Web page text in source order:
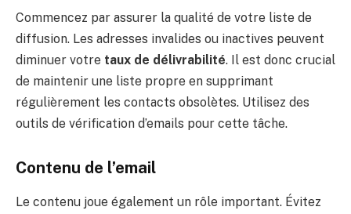
Commencez par assurer la qualité de votre liste de
diffusion. Les adresses invalides ou inactives peuvent
diminuer votre taux de délivrabilité. Il est donc crucial
de maintenir une liste propre en supprimant
régulièrement les contacts obsolètes. Utilisez des
outils de vérification d’emails pour cette tâche.
Contenu de l’email
Le contenu joue également un rôle important. Évitez